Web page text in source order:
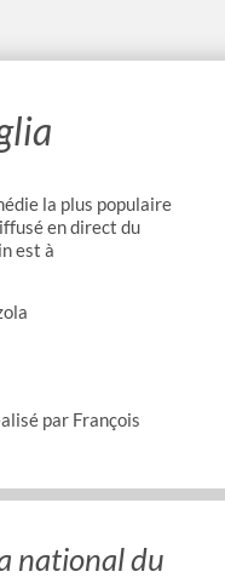
la plus populaire
en direct du
est à
par François
national du